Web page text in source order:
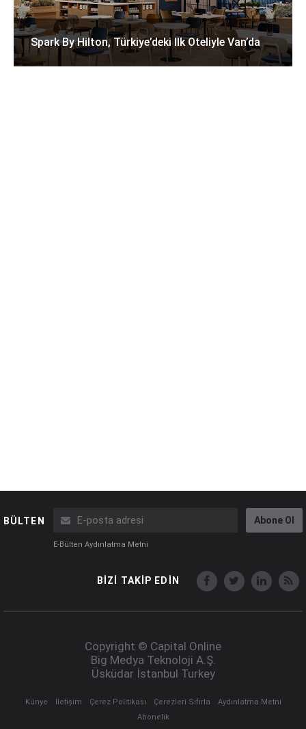
Spark By Hilton, Türkiye’deki Ilk Oteliyle Van’da
BÜLTEN Abone Ol
E-Bülten Aydınlatma Metni
BİZİ TAKİP EDİN
Copyright © Capital Online
Big Medya Teknoloji A.Ş.
Üsküdar İstanbul Turkey
Künye İletişim Çerez Politikası Çerezleri Sıfırla
Aydınlatma Metni
Abonelik